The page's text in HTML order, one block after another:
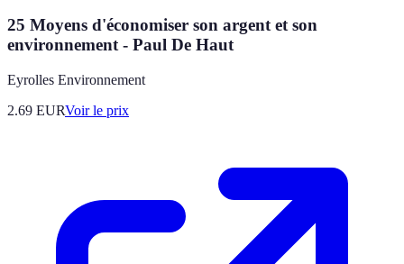
25 Moyens d'économiser son argent et son
environnement - Paul De Haut
Eyrolles Environnement
2.69 EURVoir le prix